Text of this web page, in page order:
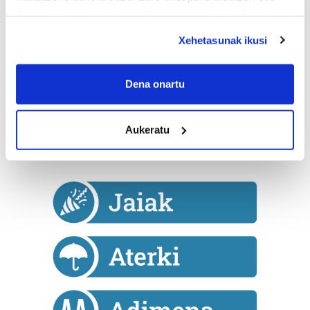
If you allow, we would also like to:
Collect information about your geographical
meters
Identify your device by actively scanning it for
specific characteristics (fingerprinting)
and set your preferences in thedetails section.
Guk eta gure bazkideek zure datu pertsonalak
prozesatzen ditugu, zure IP zenbakia, besteak beste,
teknologia erabiliz, cookieak adibidez, iragarki eta eduki
pertsonalizatuak eskaintzeko, iragarkiak eta edukia
produktuak garatzeko. Zure datuak nork eta zertarako
Xehetasunak ikusi
Dena onartu
Aukeratu
Nola eragingo du Isuri Gutxiko Eremuak Donostian?